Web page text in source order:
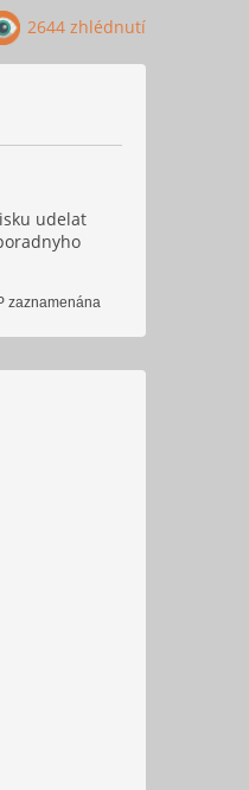
2644 zhlédnutí
udelat
zaznamenána